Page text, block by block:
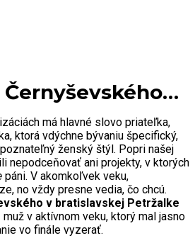
má hlavné slovo priateľka,
ktorá vdýchne bývaniu špecifický,
ženský štýl. Popri našej
nepodceňovať ani projekty, v ktorých
páni. V akomkoľvek veku,
no vždy presne vedia, čo chcú.
v bratislavskej Petržalke
v aktívnom veku, ktorý mal jasno
vo finále vyzerať.